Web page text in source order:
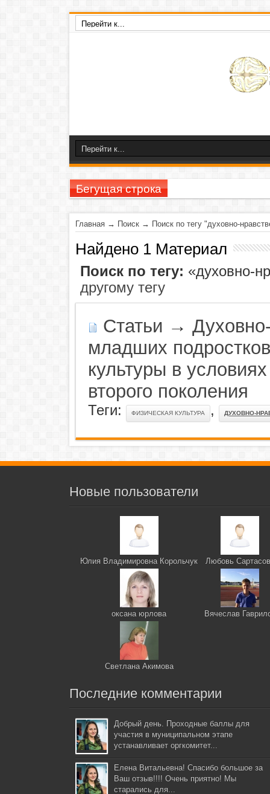
Бегущая строка
Главная → Поиск → Поиск по тегу "духовно-
Найдено 1 Материал
Поиск по тегу: «духовно-
другому тегу
Статьи →
младших
культуры в
второго поколения
Теги: ФИЗИЧЕСКАЯ КУЛЬТУРА , ДУХОВНО-
Новые пользователи
Юлия Владимировна Корольчук Любовь
оксана юрлова Вячеслав
Светлана Акимова
Последние комментарии
Добрый день. Проходные баллы для
участия в муниципальном этапе
устанавливает оргкомитет...
Елена Витальевна! Спасибо большое за
Ваш отзыв!!!! Очень приятно! Мы
старались для...